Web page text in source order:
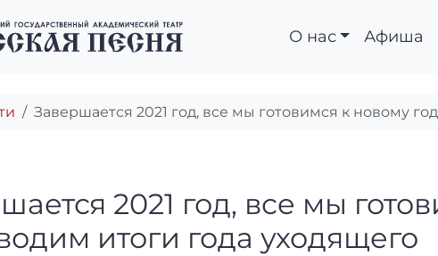
О нас Афиша
Завершается 2021 год, все мы готовимся к новому
2021 год, все
2021 год, все мы
итоги года уходящего